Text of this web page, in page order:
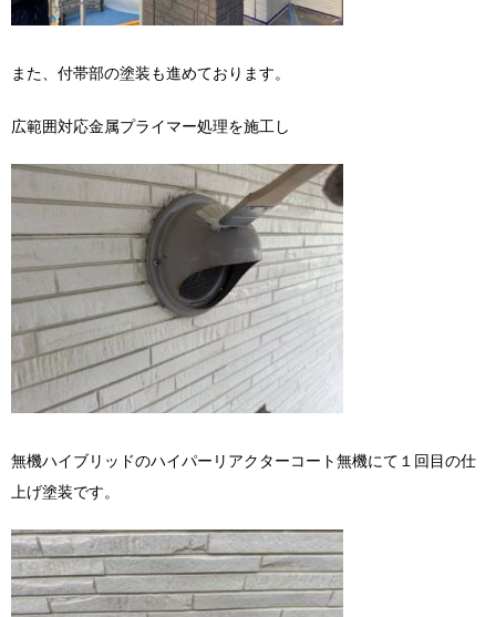
また、付帯部の塗装も進めております。
広範囲対応金属プライマー処理を施工し
無機ハイブリッドのハイパーリアクターコート無機にて１回目の仕
上げ塗装です。